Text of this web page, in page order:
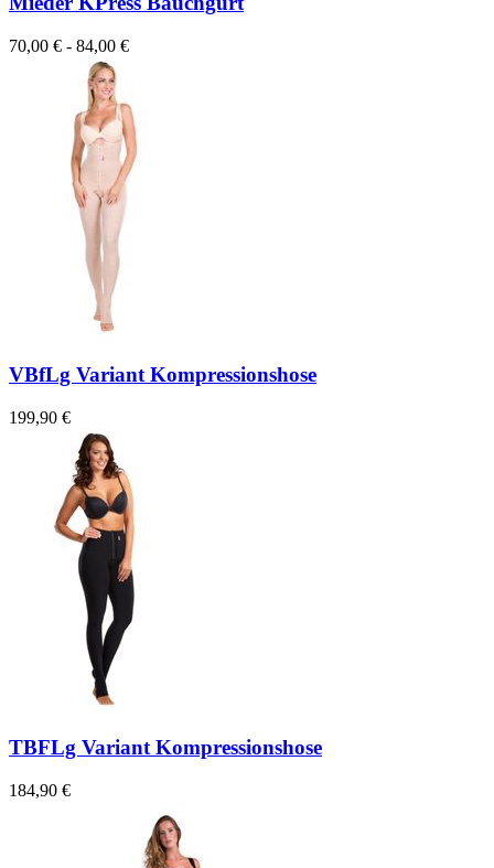
70,00 € - 84,00 €
VBfLg Variant Kompressionshose
199,90 €
TBFLg Variant Kompressionshose
184,90 €